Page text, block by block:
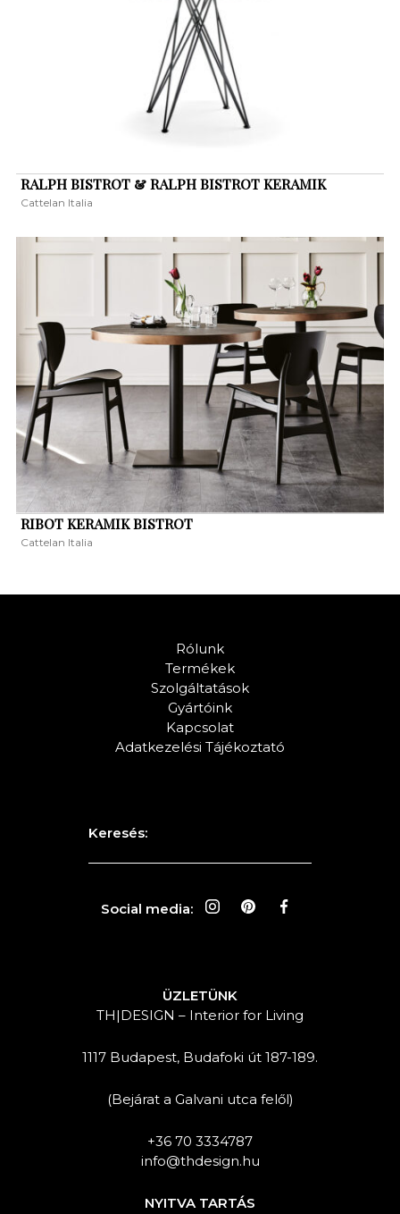
RALPH BISTROT & RALPH BISTROT KERAMIK
Cattelan Italia
RIBOT KERAMIK BISTROT
Cattelan Italia
Rólunk
Termékek
Szolgáltatások
Gyártóink
Kapcsolat
Adatkezelési Tájékoztató
Keresés:
Social media:
ÜZLETÜNK
TH|DESIGN – Interior for Living
1117 Budapest, Budafoki út 187-189.
(Bejárat a Galvani utca felől)
+36 70 3334787
info@thdesign.hu
NYITVA TARTÁS